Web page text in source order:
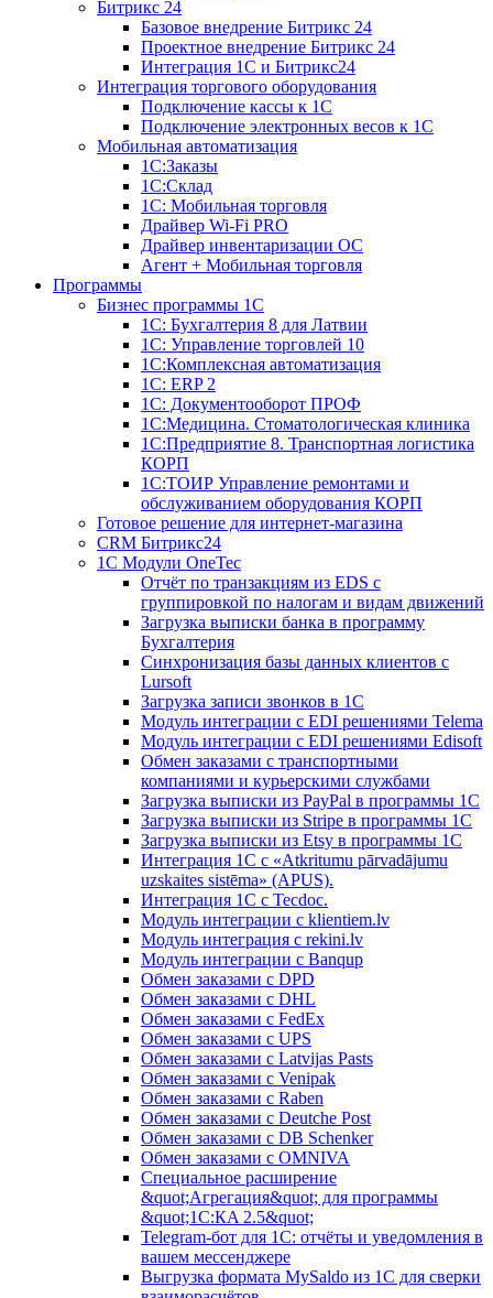
Битрикс 24
Базовое внедрение Битрикс 24
Проектное внедрение Битрикс 24
Интеграция 1С и Битрикс24
Интеграция торгового оборудования
Подключение кассы к 1С
Подключение электронных весов к 1С
Мобильная автоматизация
1С:Заказы
1С:Склад
1С: Мобильная торговля
Драйвер Wi-Fi PRO
Драйвер инвентаризации ОС
Агент + Мобильная торговля
Программы
Бизнес программы 1С
1С: Бухгалтерия 8 для Латвии
1С: Управление торговлей 10
1C:Комплексная автоматизация
1С: ERP 2
1С: Документооборот ПРОФ
1С:Медицина. Стоматологическая клиника
1С:Предприятие 8. Транспортная логистика
КОРП
1С:ТОИР Управление ремонтами и
обслуживанием оборудования КОРП
Готовое решение для интернет-магазина
CRM Битрикс24
1C Модули OneTec
Отчёт по транзакциям из EDS с
группировкой по налогам и видам движений
Загрузка выписки банка в программу
Бухгалтерия
Синхронизация базы данных клиентов с
Lursoft
Загрузка записи звонков в 1С
Модуль интеграции с EDI решениями Telema
Модуль интеграции с EDI решениями Edisoft
Обмен заказами с транспортными
компаниями и курьерскими службами
Загрузка выписки из PayPal в программы 1C
Загрузка выписки из Stripe в программы 1C
Загрузка выписки из Etsy в программы 1C
Интеграция 1С с «Atkritumu pārvadājumu
uzskaites sistēma» (APUS).
Интеграция 1С с Tecdoc.
Модуль интеграции с klientiem.lv
Модуль интеграция с rekini.lv
Модуль интеграции с Banqup
Обмен заказами с DPD
Обмен заказами с DHL
Обмен заказами с FedEx
Обмен заказами с UPS
Обмен заказами с Latvijas Pasts
Обмен заказами с Venipak
Обмен заказами с Raben
Обмен заказами с Deutche Post
Обмен заказами с DB Schenker
Обмен заказами с OMNIVA
Специальное расширение
&quot;Агрегация&quot; для программы
&quot;1С:КA 2.5&quot;
Telegram-бот для 1С: отчёты и уведомления в
вашем мессенджере
Выгрузка формата MySaldo из 1C для сверки